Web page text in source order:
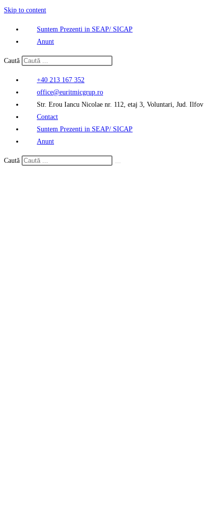
Skip to content
Suntem Prezenti in SEAP/ SICAP
Anunt
Caută
+40 213 167 352
office@euritmicgrup.ro
Str. Erou Iancu Nicolae nr. 112, etaj 3, Voluntari, Jud. Ilfov
Contact
Suntem Prezenti in SEAP/ SICAP
Anunt
Caută